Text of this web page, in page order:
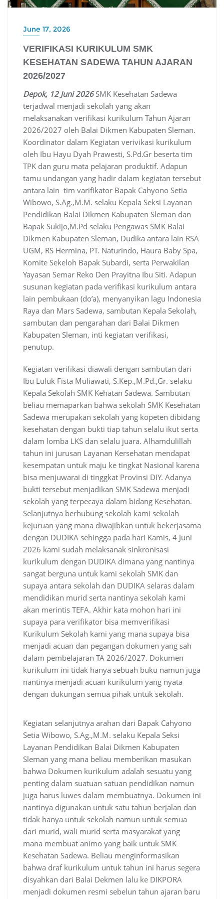
June 17, 2026
VERIFIKASI KURIKULUM SMK
KESEHATAN SADEWA TAHUN AJARAN
2026/2027
Depok, 12 Juni 2026SMK Kesehatan Sadewa
terjadwal menjadi sekolah yang akan
melaksanakan verifikasi kurikulum Tahun Ajaran
2026/2027 oleh Balai Dikmen Kabupaten Sleman.
Koordinator dalam Kegiatan verivikasi kurikulum
oleh Ibu Hayu Dyah Prawesti, S.Pd.Gr beserta tim
TPK dan guru mata pelajaran produktif. Adapun
tamu undangan yang hadir dalam kegiatan tersebut
antara lain tim varifikator Bapak Cahyono Setia
Wibowo, S.Ag.,M.M. selaku Kepala Seksi Layanan
Pendidikan Balai Dikmen Kabupaten Sleman dan
Bapak Sukijo,M.Pd selaku Pengawas SMK Balai
Dikmen Kabupaten Sleman, Dudika antara lain RSA
UGM, RS Hermina, PT. Naturindo, Haura Baby Spa,
Komite Sekeloh Bapak Subardi, serta Perwakilan
Yayasan Semar Reko Den Prayitna Ibu Siti. Adapun
susunan kegiatan pada verifikasi kurikulum antara
lain pembukaan (do’a), menyanyikan lagu Indonesia
Raya dan Mars Sadewa, sambutan Kepala Sekolah,
sambutan dan pengarahan dari Balai Dikmen
Kabupaten Sleman, inti kegiatan verifikasi,
penutup.
Kegiatan verifikasi diawali dengan sambutan dari
Ibu Luluk Fista Muliawati, S.Kep.,M.Pd.,Gr. selaku
Kepala Sekolah SMK Kehatan Sadewa. Sambutan
beliau memaparkan bahwa sekolah SMK Kesehatan
Sadewa merupakan sekolah yang kopeten dibidang
kesehatan dengan bukti tiap tahun selalu ikut serta
dalam lomba LKS dan selalu juara. Alhamdulillah
tahun ini jurusan Layanan Kersehatan mendapat
kesempatan untuk maju ke tingkat Nasional karena
bisa menjuwarai di tinggkat Provinsi DIY. Adanya
bukti tersebut menjadikan SMK Sadewa menjadi
sekolah yang terpecaya dalam bidang Kesehatan.
Selanjutnya berhubung sekolah kami sekolah
kejuruan yang mana diwajibkan untuk bekerjasama
dengan DUDIKA sehingga pada hari Kamis, 4 Juni
2026 kami sudah melaksanak sinkronisasi
kurikulum dengan DUDIKA dimana yang nantinya
sangat berguna untuk kami sekolah SMK dan
supaya antara sekolah dan DUDIKA selaras dalam
mendidikan murid serta nantinya sekolah kami
akan merintis TEFA. Akhir kata mohon hari ini
supaya para verifikator bisa memverifikasi
Kurikulum Sekolah kami yang mana supaya bisa
menjadi acuan dan pegangan dokumen yang sah
dalam pembelajaran TA 2026/2027. Dokumen
kurikulum ini tidak hanya sebuah buku namun juga
nantinya menjadi acuan kurikulum yang nyata
dengan dukungan semua pihak untuk sekolah.
Kegiatan selanjutnya arahan dari Bapak Cahyono
Setia Wibowo, S.Ag.,M.M. selaku Kepala Seksi
Layanan Pendidikan Balai Dikmen Kabupaten
Sleman yang mana beliau memberikan masukan
bahwa Dokumen kurikulum adalah sesuatu yang
penting dalam suatuan satuan pendidikan namun
juga harus luwes dalam membuatnya. Dokumen ini
nantinya digunakan untuk satu tahun berjalan dan
tidak hanya untuk sekolah namun untuk semua
dari murid, wali murid serta masyarakat yang
mana membuat animo yang baik untuk SMK
Kesehatan Sadewa. Beliau menginformasikan
bahwa draf kurikulum untuk tahun ini harus segera
disyahkan dari Balai Dekmen lalu ke DIKPORA
menjadi dokumen resmi sebelun tahun ajaran baru